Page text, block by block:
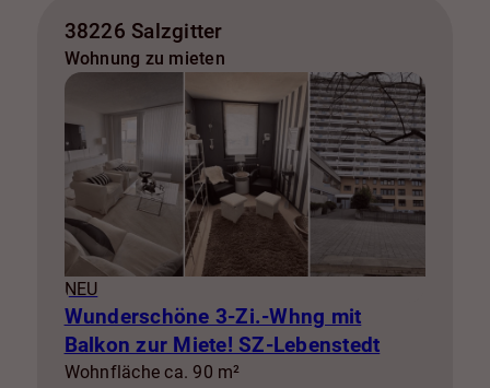
38226 Salzgitter
Wohnung zu mieten
NEU
Wunderschöne 3-Zi.-Whng mit
Balkon zur Miete! SZ-Lebenstedt
Wohnfläche ca. 90 m²